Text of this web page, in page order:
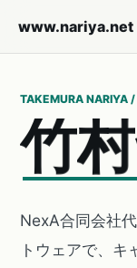
www.nariya.net
TAKEMURA NARIYA
竹村
NexA合同会社
トウェアで、キ